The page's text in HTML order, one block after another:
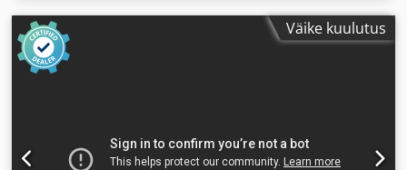
Väike kuulutus